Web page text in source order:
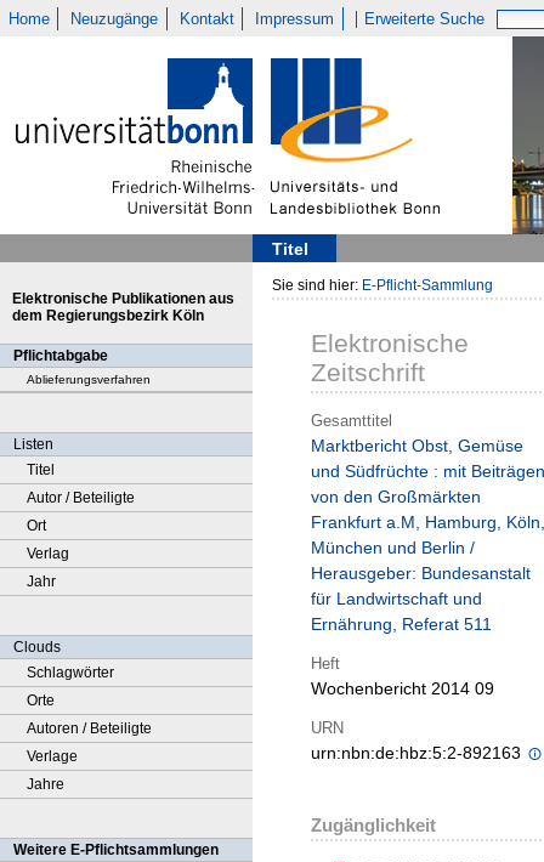
Home Neuzugänge Kontakt Impressum Erweiterte Suche
Titel
Elektronische Publikationen aus
dem Regierungsbezirk Köln
Pflichtabgabe
Ablieferungsverfahren
Listen
Titel
Autor / Beteiligte
Ort
Verlag
Jahr
Clouds
Schlagwörter
Orte
Autoren / Beteiligte
Verlage
Jahre
Weitere E-Pflichtsammlungen
Sie sind hier: E-Pflicht-Sammlung
Elektronische
Zeitschrift
Gesamttitel
Marktbericht Obst, Gemüse
und Südfrüchte : mit Beiträgen
von den Großmärkten
Frankfurt a.M, Hamburg, Köln,
München und Berlin /
Herausgeber: Bundesanstalt
für Landwirtschaft und
Ernährung, Referat 511
Heft
Wochenbericht 2014 09
URN
urn:nbn:de:hbz:5:2-892163
Zugänglichkeit